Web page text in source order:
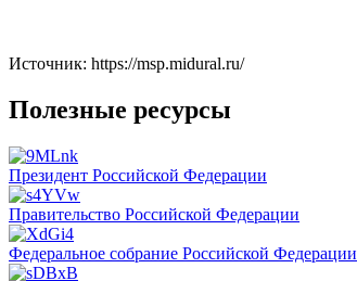
Источник: https://msp.midural.ru/
Полезные ресурсы
Президент Российской Федерации
Правительство Российской Федерации
Федеральное собрание Российской Федерации